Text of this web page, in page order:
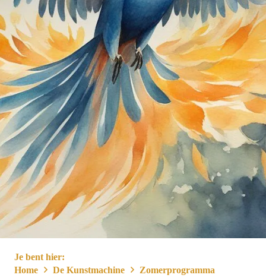
Je bent hier:
Home
De Kunstmachine Zomerprogramma